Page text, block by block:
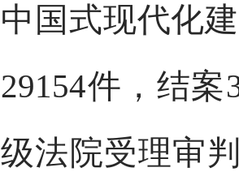
中国式现代化
29154件，结案
级法院受理审